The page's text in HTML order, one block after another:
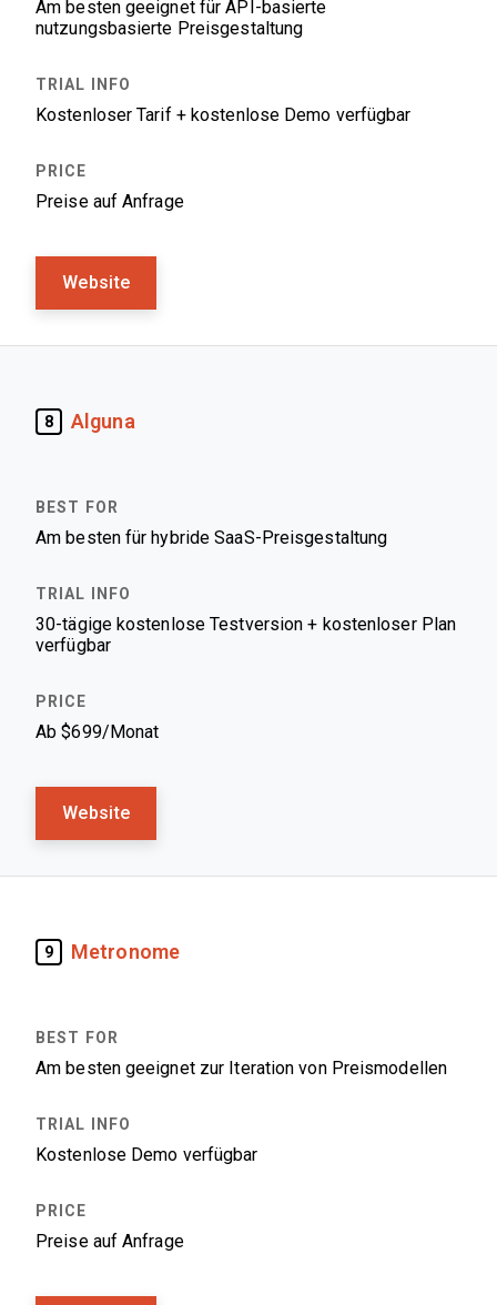
Am besten geeignet für API-basierte
nutzungsbasierte Preisgestaltung
Kostenloser Tarif + kostenlose Demo verfügbar
Preise auf Anfrage
Website
8 Alguna
Am besten für hybride SaaS-Preisgestaltung
30-tägige kostenlose Testversion + kostenloser Plan
verfügbar
Ab $699/Monat
Website
9 Metronome
Am besten geeignet zur Iteration von Preismodellen
Kostenlose Demo verfügbar
Preise auf Anfrage